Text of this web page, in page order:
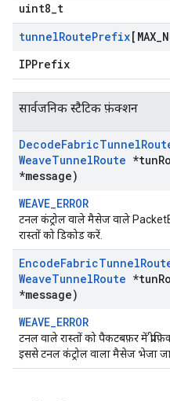
uint8_t
tunnelRoutePrefix[MAX
IPPrefix
सार्वजनिक स्टैटिक फ़ंक्शन
DecodeFabricTunnel
WeaveTunnelRoute *tun
*message)
WEAVE_ERROR
टनल कंट्रोल वाले मैसेज वाले
रास्तों को डिकोड करें.
EncodeFabricTunnel
WeaveTunnelRoute *tun
*message)
WEAVE_ERROR
टनल वाले रास्तों को पैकटबफ़र में
इससे टनल कंट्रोल वाला मैसेज भेजा जा